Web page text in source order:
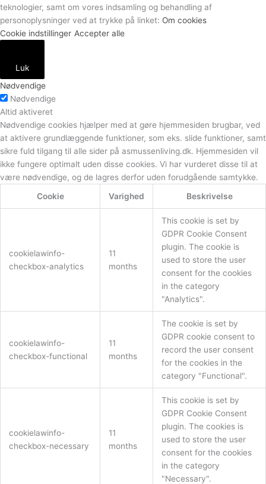
teknologier, samt om vores indsamling og behandling af
personoplysninger ved at trykke på linket: Om cookies
Cookie indstillinger Accepter alle
Luk
Nødvendige
Nødvendige
Altid aktiveret
Nødvendige cookies hjælper med at gøre hjemmesiden brugbar, ved
at aktivere grundlæggende funktioner, som eks. slide funktioner, samt
sikre fuld tilgang til alle sider på asmussenliving.dk. Hjemmesiden vil
ikke fungere optimalt uden disse cookies. Vi har vurderet disse til at
være nødvendige, og de lagres derfor uden forudgående samtykke.
Cookie
Varighed Beskrivelse
cookielawinfo-
checkbox-analytics
11
months
This cookie is set by
GDPR Cookie Consent
plugin. The cookie is
used to store the user
consent for the cookies
in the category
"Analytics".
cookielawinfo-
checkbox-functional
11
months
The cookie is set by
GDPR cookie consent to
record the user consent
for the cookies in the
category "Functional".
cookielawinfo-
checkbox-necessary
11
months
This cookie is set by
GDPR Cookie Consent
plugin. The cookies is
used to store the user
consent for the cookies
in the category
"Necessary".